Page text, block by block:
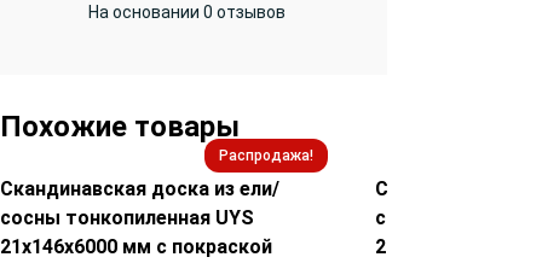
На основании 0 отзывов
Похожие товары
Распродажа!
Скандинавская доска из ели/
сосны тонкопиленная UYS
21х146х6000 мм с покраской
Скандинавская
сосны
21х196х6000 мм с